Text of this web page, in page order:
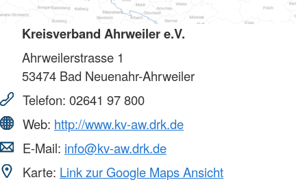
Kreisverband Ahrweiler e.V.
Ahrweilerstrasse 1
53474 Bad Neuenahr-Ahrweiler
Telefon: 02641 97 800
Web: http://www.kv-aw.drk.de
E-Mail: info@kv-aw.drk.de
Karte: Link zur Google Maps Ansicht